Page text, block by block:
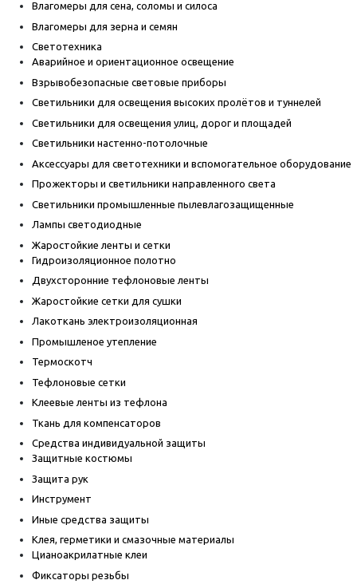
Влагомеры для сена, соломы и силоса
Влагомеры для зерна и семян
Светотехника
Аварийное и ориентационное освещение
Взрывобезопасные световые приборы
Светильники для освещения высоких пролётов и туннелей
Светильники для освещения улиц, дорог и площадей
Светильники настенно-потолочные
Аксессуары для светотехники и вспомогательное оборудование
Прожекторы и светильники направленного света
Светильники промышленные пылевлагозащищенные
Лампы светодиодные
Жаростойкие ленты и сетки
Гидроизоляционное полотно
Двухсторонние тефлоновые ленты
Жаростойкие сетки для сушки
Лакоткань электроизоляционная
Промышленое утепление
Термоскотч
Тефлоновые сетки
Клеевые ленты из тефлона
Ткань для компенсаторов
Средства индивидуальной защиты
Защитные костюмы
Защита рук
Инструмент
Иные средства защиты
Клея, герметики и смазочные материалы
Цианоакрилатные клеи
Фиксаторы резьбы